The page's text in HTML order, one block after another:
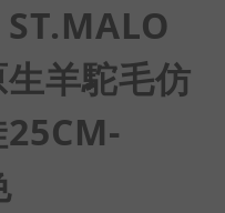
次加入會員立即獲得  ＄１
高享正價  ８  折起
ST.MALO
羊駝毛仿